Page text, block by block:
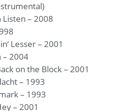
Listen – 2008
Lesser – 2001
– 2004
on the Block – 2001
– 1993
– 1993
– 2001